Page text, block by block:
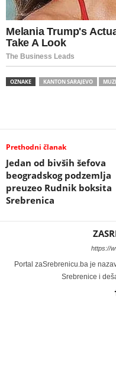
OZNAKE KANTON SARAJEVO
Prethodni članak
Jedan od bivših šefova
beogradskog podzemlja
preuzeo Rudnik boksita
Srebrenica
https://
Portal zaSrebrenicu.ba je
Srebrenice i